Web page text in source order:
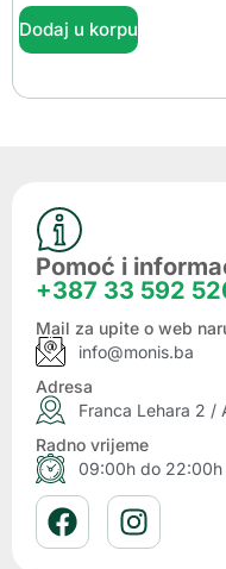
Dodaj u korpu
Pomoć i
+387 33 592
Mail za upite o web
info@monis.ba
Adresa
Franca Lehara 2 /
Radno vrijeme
09:00h do 22:00h